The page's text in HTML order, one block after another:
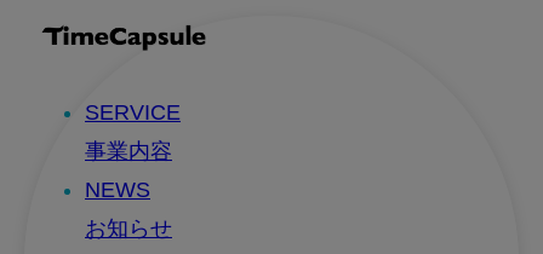
SERVICE
事業内容
NEWS
お知らせ